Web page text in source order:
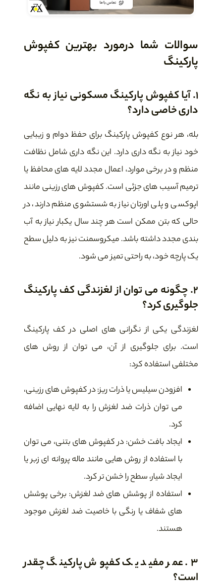
سوالات شما درمورد بهترین کفپوش
پارکینگ
1. آیا کفپوش پارکینگ مسکونی نیاز به نگه
داری خاصی دارد؟
بله، هر نوع کفپوش پارکینگ برای حفظ دوام و زیبایی
خود نیاز به نگه داری دارد. این نگه داری شامل نظافت
منظم و در برخی موارد، اعمال مجدد لایه های محافظ یا
ترمیم آسیب های جزئی است. کفپوش های رزینی مانند
اپوکسی و پلی اورتان نیاز به شستشوی منظم دارند، در
حالی که بتن ممکن است هر چند سال یکبار نیاز به آب
بندی مجدد داشته باشد. میکروسمنت نیز به دلیل سطح
یک پارچه خود، به راحتی تمیز می شود.
2. چگونه می توان از لغزندگی کف پارکینگ
جلوگیری کرد؟
لغزندگی یکی از نگرانی های اصلی در کف پارکینگ
است. برای جلوگیری از آن، می توان از روش های
مختلفی استفاده کرد:
افزودن سیلیس یا ذرات ریز: در کفپوش های رزینی،
می توان ذرات ضد لغزش را به لایه نهایی اضافه
کرد.
ایجاد بافت خشن: در کفپوش های بتنی، می توان
با استفاده از روش هایی مانند ماله پروانه ای زبر یا
ایجاد شیار، سطح را خشن تر کرد.
استفاده از پوشش های ضد لغزش: برخی پوشش
های شفاف یا رنگی با خاصیت ضد لغزش موجود
هستند.
3. عمر مفید یک کفپوش پارکینگ چقدر
است؟